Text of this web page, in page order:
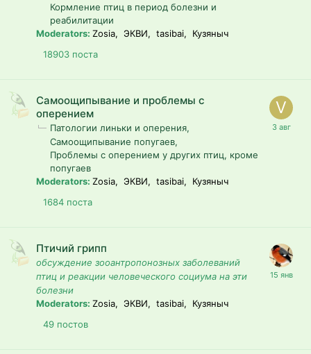
Кормление птиц в период болезни и
реабилитации
Moderators: Zosia, ЭКВИ, tasibai, Кузяныч
18903 поста
Самоощипывание и проблемы с
оперением
Патологии линьки и оперения
Самоощипывание попугаев
Проблемы с оперением у других птиц, кроме
попугаев
Moderators: Zosia, ЭКВИ, tasibai, Кузяныч
1684 поста
Птичий грипп
обсуждение зооантропонозных заболеваний
птиц и реакции человеческого социума на эти
болезни
Moderators: Zosia, ЭКВИ, tasibai, Кузяныч
49 постов